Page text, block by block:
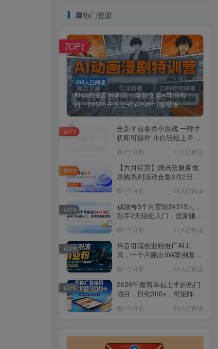
热门资源
598人已阅读
AI动画漫剧特训营：爆款文案+导演剪
辑：225种开头公式+25种衔接模板...
TOP1
全新平台各类小游戏 一部手
机即可操作 小白轻松上手 长
2个月前 77人已阅读
TOP2
【六月钜惠】腾讯云服务优
惠购系列活动合集6月2日更
1个月前 58人已阅读
TOP3
视频号3个月变现24319元，
新手2天轻松入门，居家赚米
1个月前 77人已阅读
TOP4
抖音引流创业粉推广AI工
具，一个月跑出5W案例复
1个月前 54人已阅读
TOP5
2026年最简单易上手的热门
项目，日化300+，可矩阵操
1个月前 36人已阅读
TOP6